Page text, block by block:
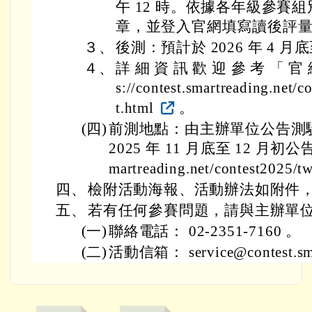
午 12 時。依據各年級參賽
章，並登入官網填寫讀後評
３、 後測：預計於 2026 年 4 月
４、 詳 細 資 訊 歡 迎 參 考 「 官
s://contest.smartreading.net/
t.html
。
(四)前測地點：由主辦單位公告
2025 年 11 月底至 12 月初公
martreading.net/contest2025/
四、 檢附活動海報、活動辦法如附件
五、 若有任何參賽問題，請與主辦單
(一)聯絡電話： 02-2351-7160 。
(二)活動信箱：